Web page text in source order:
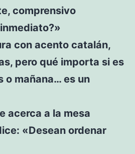
comprensivo
con acento catalán,
pero qué importa si es
o mañana… es un
acerca a la mesa
«Desean ordenar